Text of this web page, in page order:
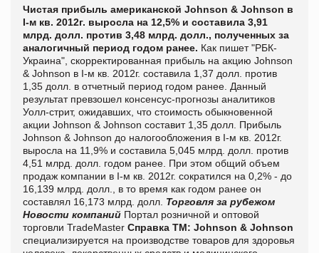
Чистая прибыль американской Johnson & Johnson в
I-м кв. 2012г. выросла на 12,5% и составила 3,91
млрд. долл. против 3,48 млрд. долл., полученных за
аналогичный период годом ранее. Как пишет "РБК-
Украина", скорректированная прибыль на акцию Johnson
& Johnson в I-м кв. 2012г. составила 1,37 долл. против
1,35 долл. в отчетный период годом ранее. Данный
результат превзошел консенсус-прогнозы аналитиков
Уолл-стрит, ожидавших, что стоимость обыкновенной
акции Johnson & Johnson составит 1,35 долл. Прибыль
Johnson & Johnson до налогообложения в I-м кв. 2012г.
выросла на 11,9% и составила 5,045 млрд. долл. против
4,51 млрд. долл. годом ранее. При этом общий объем
продаж компании в I-м кв. 2012г. сократился на 0,2% - до
16,139 млрд. долл., в то время как годом ранее он
составлял 16,173 млрд. долл. Торговля за рубежом
Новости компаний Портал розничной и оптовой
торговли TradeMaster Справка ТМ: Johnson & Johnson
специализируется на производстве товаров для здоровья